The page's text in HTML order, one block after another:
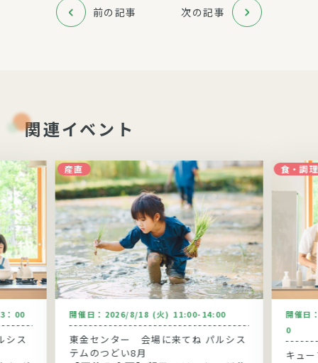
前の記事 次の記事
関連イベント
：00
シス
産直
開催日： 2026/8/18 (火) 11:00-14:00
東金センター 会場に来てね パルシス
テムのつどい8月
食・調理
開催日
0
キュ